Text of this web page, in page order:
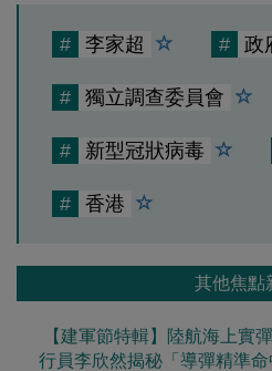
# 李家超 # 政
# 獨立調查委員會
# 新型冠狀病毒
# 香港
其他焦點
【建軍節特輯】陸航海上實
行員李欣然揭秘「導彈精準